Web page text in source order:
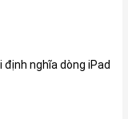
định nghĩa dòng iPad